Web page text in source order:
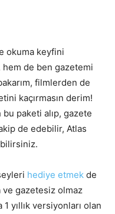
okuma keyfini
de ben gazetemi
filmlerden de
kaçırmasın derim!
paketi alıp, gazete
de edebilir, Atlas
hediye etmek de
ve gazetesiz olmaz
yıllık versiyonları olan